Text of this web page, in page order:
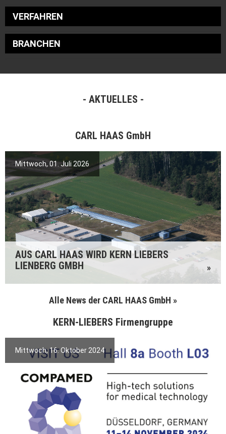
VERFAHREN
BRANCHEN
AKTUELLES
CARL HAAS GmbH
Mittwoch, 01. Juli 2026
AUS CARL HAAS WIRD KERN LIEBERS
LIENBERG GMBH
»
Alle News der CARL HAAS GmbH »
KERN-LIEBERS Firmengruppe
Mittwoch, 16. Oktober 2024